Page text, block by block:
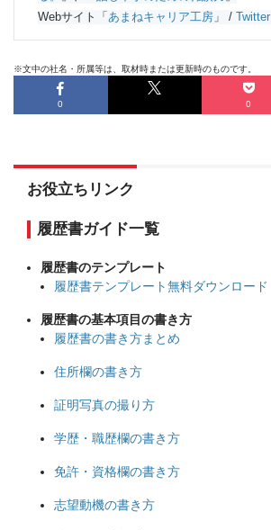
Webサイト「 あまねキャリア工房 」 / Twitter
※文中の社名・所属等は、取材時または更新時のものです。
0 0
お役立ちリンク
履歴書ガイド一覧
履歴書のテンプレート
履歴書テンプレート無料ダウンロード
履歴書の基本項目の書き方
履歴書の書き方まとめ
住所欄の書き方
証明写真の撮り方
学歴・職歴欄の書き方
免許・資格欄の書き方
志望動機の書き方